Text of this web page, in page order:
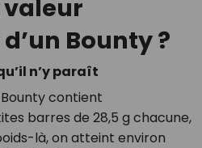
valeur
Bounty ?
n’y paraît
contient
barres de 28,5 g chacune,
là, on atteint environ